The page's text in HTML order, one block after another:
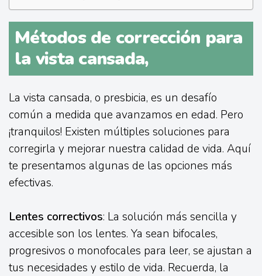
Métodos de corrección para
la vista cansada,
La vista cansada, o presbicia, es un desafío
común a medida que avanzamos en edad. Pero
¡tranquilos! Existen múltiples soluciones para
corregirla y mejorar nuestra calidad de vida. Aquí
te presentamos algunas de las opciones más
efectivas.
Lentes correctivos: La solución más sencilla y
accesible son los lentes. Ya sean bifocales,
progresivos o monofocales para leer, se ajustan a
tus necesidades y estilo de vida. Recuerda, la